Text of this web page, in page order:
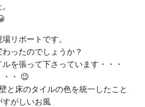
リポートです。
ったのでしょうか？
を張って下さっています・・・
・・ 😉
と床のタイルの色を統一したこと
すがしいお風